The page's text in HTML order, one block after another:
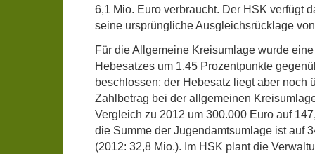
6,1 Mio. Euro verbraucht. Der HSK verfügt
seine ursprüngliche Ausgleichsrücklage
Für die Allgemeine Kreisumlage wurde
Hebesatzes um 1,45 Prozentpunkte
beschlossen; der Hebesatz liegt aber noch
Zahlbetrag bei der allgemeinen
Vergleich zu 2012 um 300.000 Euro auf
die Summe der Jugendamtsumlage ist auf
(2012: 32,8 Mio.). Im HSK plant die